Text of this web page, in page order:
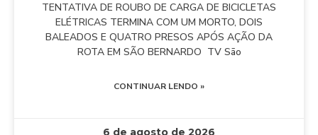
TENTATIVA DE ROUBO DE CARGA DE BICICLETAS
ELÉTRICAS TERMINA COM UM MORTO, DOIS
BALEADOS E QUATRO PRESOS APÓS AÇÃO DA
ROTA EM SÃO BERNARDO TV São
CONTINUAR LENDO »
6 de agosto de 2026